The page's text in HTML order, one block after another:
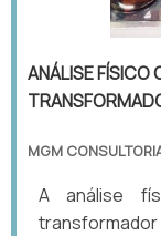
ANÁLISE FÍSICO
MGM
A análise